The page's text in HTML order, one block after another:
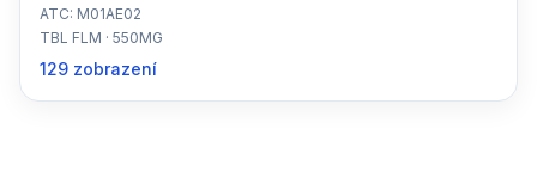
ATC: M01AE02
TBL FLM · 550MG
129 zobrazení